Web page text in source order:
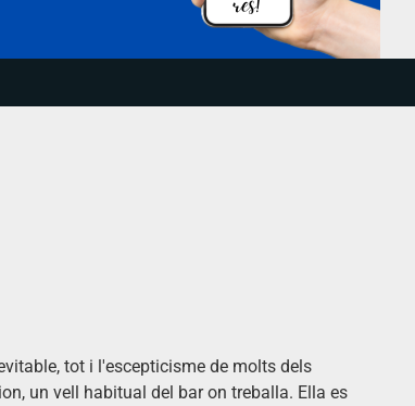
tot i l'escepticisme de molts dels
un vell habitual del bar on treballa. Ella es